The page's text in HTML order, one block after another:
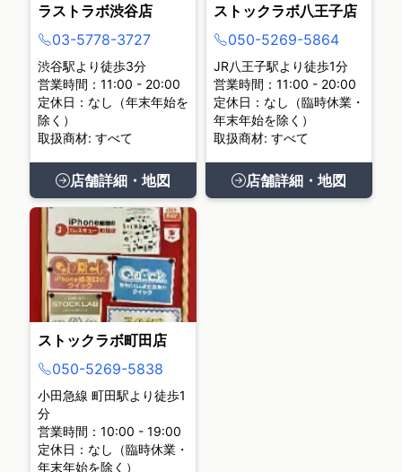
ラストラボ渋谷店
03-5778-3727
渋谷駅より徒歩3分
営業時間：11:00 - 20:00
定休日：なし（年末年始を
除く）
取扱商材: すべて
店舗詳細・地図
ストックラボ八王子店
050-5269-5864
JR八王子駅より徒歩1分
営業時間：11:00 - 20:00
定休日：なし（臨時休業・
年末年始を除く）
取扱商材: すべて
店舗詳細・地図
ストックラボ町田店
050-5269-5838
小田急線 町田駅より徒歩1
分
営業時間：10:00 - 19:00
定休日：なし（臨時休業・
年末年始を除く）